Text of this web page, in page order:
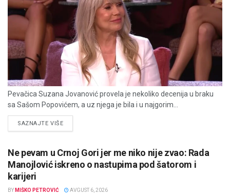
Pevačica Suzana Jovanović provela je nekoliko decenija u braku
sa Sašom Popovićem, a uz njega je bila i u najgorim...
SAZNAJTE VIŠEDETAILS
Ne pevam u Crnoj Gori jer me niko nije zvao: Rada
Manojlović iskreno o nastupima pod šatorom i
karijeri
BY MIŠKO PETROVIĆ AVGUST 6, 2026